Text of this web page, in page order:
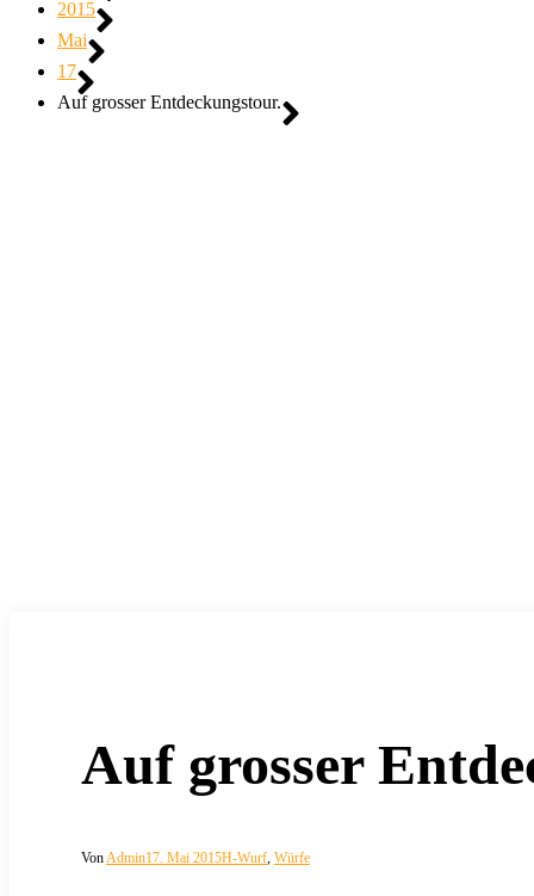
2015
Mai
17
Auf grosser Entdeckungstour.
Auf grosser
VonAdmin17. Mai 2015H-Wurf, Würfe